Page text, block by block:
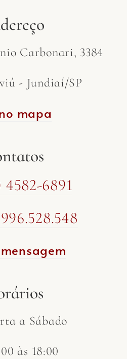
Carbonari, 3384
- Jundiaí/SP
mapa
4582-6891
a Sábado
às 18:00